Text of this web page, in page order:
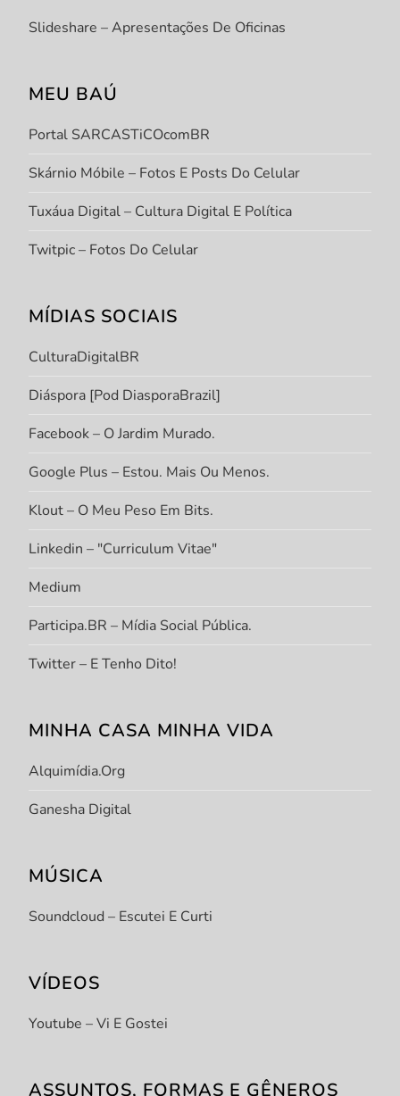
Slideshare – Apresentações De Oficinas
MEU BAÚ
Portal SARCASTiCOcomBR
Skárnio Móbile – Fotos E Posts Do Celular
Tuxáua Digital – Cultura Digital E Política
Twitpic – Fotos Do Celular
MÍDIAS SOCIAIS
CulturaDigitalBR
Diáspora [Pod DiasporaBrazil]
Facebook – O Jardim Murado.
Google Plus – Estou. Mais Ou Menos.
Klout – O Meu Peso Em Bits.
Linkedin – "Curriculum Vitae"
Medium
Participa.BR – Mídia Social Pública.
Twitter – E Tenho Dito!
MINHA CASA MINHA VIDA
Alquimídia.org
Ganesha Digital
MÚSICA
Soundcloud – Escutei E Curti
VÍDEOS
Youtube – Vi E Gostei
ASSUNTOS, FORMAS E GÊNEROS